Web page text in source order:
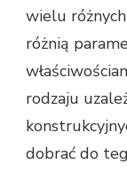
wielu
różnią
rodzaju
dobrać do